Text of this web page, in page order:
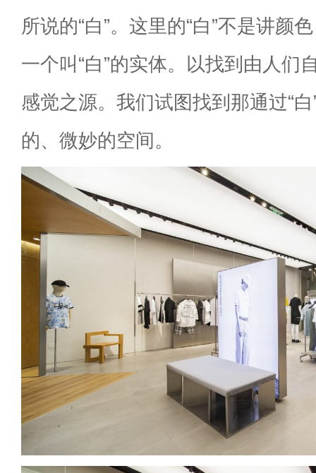
所说的“白”。这里的“白”不是讲颜
一个叫“白”的实体。以找到由人们
感觉之源。我们试图找到那通过“
的、微妙的空间。